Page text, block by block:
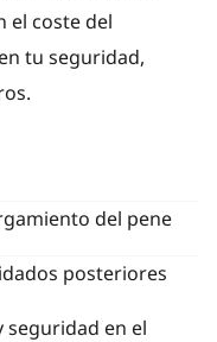
el coste del
tu seguridad,
del pene
posteriores
seguridad en el